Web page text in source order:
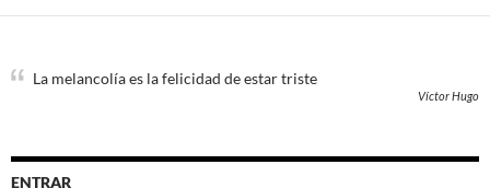
La melancolía es la felicidad de estar triste
Víctor Hugo
ENTRAR